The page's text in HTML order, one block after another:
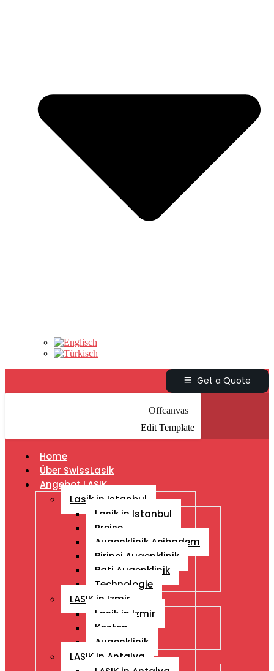
Get a Quote
Offcanvas
Edit Template
Home
Über SwissLasik
Angebot LASIK
Lasik in Istanbul
Lasik in Istanbul
Preise
Augenklinik Acibadem
Birinci Augenklinik
Bati Augenklinik
Technologie
LASIK in Izmir
Lasik in Izmir
Kosten
Augenklinik
LASIK in Antalya